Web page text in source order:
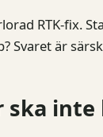
RTK-fix.
Svaret är